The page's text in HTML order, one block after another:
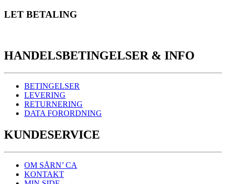
LET BETALING
HANDELSBETINGELSER & INFO
BETINGELSER
LEVERING
RETURNERING
DATA FORORDNING
KUNDESERVICE
OM SÅRN’ CA
KONTAKT